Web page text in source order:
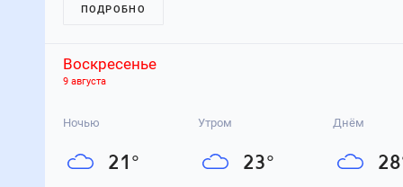
ПОДРОБНО
Воскресенье
9 августа
Ночью
21 °
Утром
23°
Днём
28